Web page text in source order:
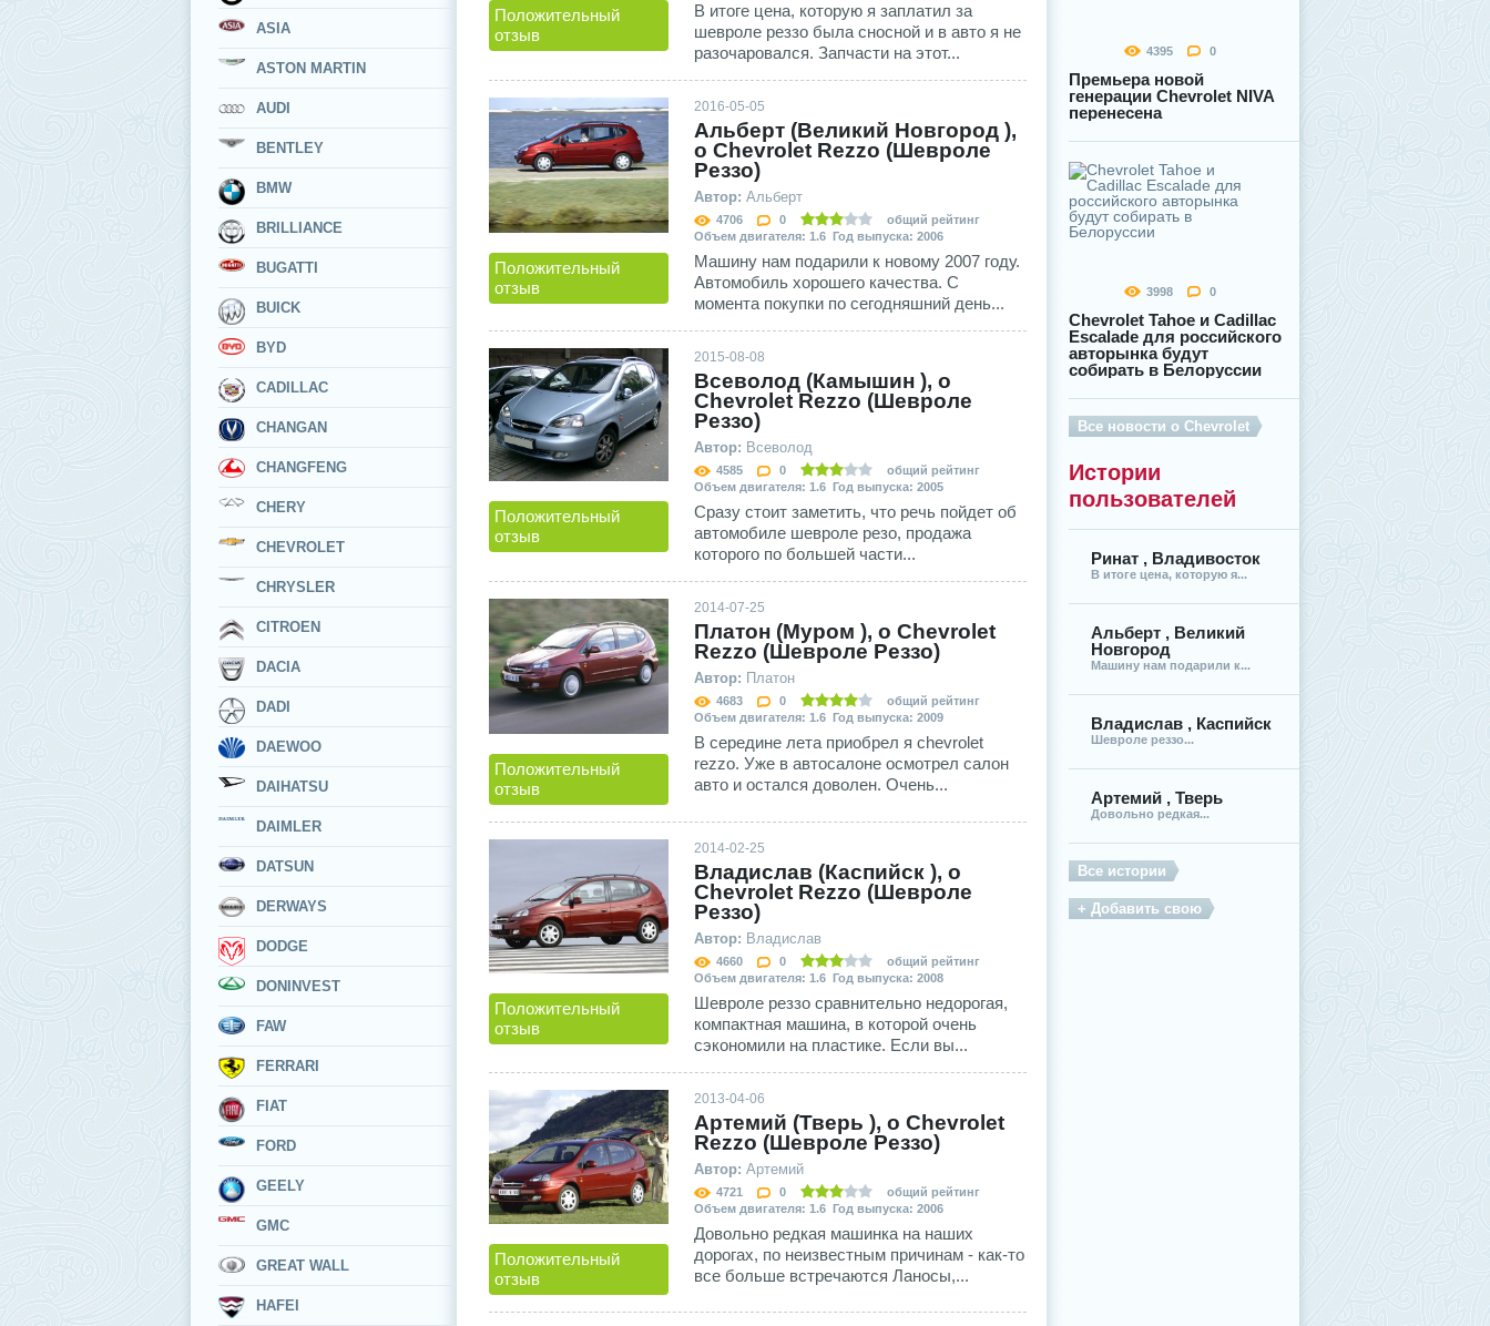
ASIA
ASTON MARTIN
AUDI
BENTLEY
BMW
BRILLIANCE
BUGATTI
BUICK
BYD
CADILLAC
CHANGAN
CHANGFENG
CHERY
CHEVROLET
CHRYSLER
CITROEN
DACIA
DADI
DAEWOO
DAIHATSU
DAIMLER
DATSUN
DERWAYS
DODGE
DONINVEST
FAW
FERRARI
FIAT
FORD
GEELY
GMC
GREAT WALL
HAFEI
Положительный
отзыв
В итоге цена, которую я заплатил за
шевроле реззо была сносной и в авто я не
разочаровался. Запчасти на этот...
Положительный
отзыв
2016-05-05
Альберт (Великий Новгород ),
о Сhevrolet Rezzo (Шевроле
Реззо)
Автор: Альберт
4706 0
общий рейтинг
Объем двигателя: 1.6 Год выпуска: 2006
Машину нам подарили к новому 2007 году.
Автомобиль хорошего качества. С
момента покупки по сегодняшний день...
Положительный
отзыв
2015-08-08
Всеволод (Камышин ), о
Сhevrolet Rezzo (Шевроле
Реззо)
Автор: Всеволод
4585 0
общий рейтинг
Объем двигателя: 1.6 Год выпуска: 2005
Сразу стоит заметить, что речь пойдет об
автомобиле шевроле резо, продажа
которого по большей части...
Положительный
отзыв
2014-07-25
Платон (Муром ), о Сhevrolet
Rezzo (Шевроле Реззо)
Автор: Платон
4683 0
общий рейтинг
Объем двигателя: 1.6 Год выпуска: 2009
В середине лета приобрел я chevrolet
rezzo. Уже в автосалоне осмотрел салон
авто и остался доволен. Очень...
Положительный
отзыв
2014-02-25
Владислав (Каспийск ), о
Сhevrolet Rezzo (Шевроле
Реззо)
Автор: Владислав
4660 0
общий рейтинг
Объем двигателя: 1.6 Год выпуска: 2008
Шевроле реззо сравнительно недорогая,
компактная машина, в которой очень
сэкономили на пластике. Если вы...
Положительный
отзыв
2013-04-06
Артемий (Тверь ), о Сhevrolet
Rezzo (Шевроле Реззо)
Автор: Артемий
4721 0
общий рейтинг
Объем двигателя: 1.6 Год выпуска: 2006
Довольно редкая машинка на наших
дорогах, по неизвестным причинам - как-то
все больше встречаются Ланосы,...
4395 0
Премьера новой
генерации Chevrolet NIVA
перенесена
3998 0
Chevrolet Tahoe и Cadillac
Escalade для российского
авторынка будут
собирать в Белоруссии
Все новости о Chevrolet
Истории
пользователей
Ринат , Владивосток
В итоге цена, которую я...
Альберт , Великий
Новгород
Машину нам подарили к...
Владислав , Каспийск
Шевроле реззо...
Артемий , Тверь
Довольно редкая...
Все истории
+ Добавить свою